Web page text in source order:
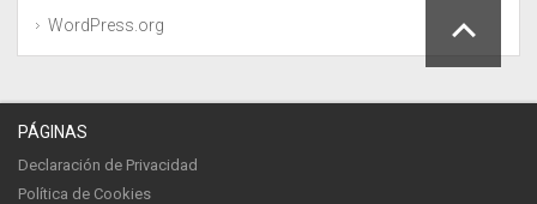
WordPress.org
PÁGINAS
Declaración de Privacidad
Política de Cookies